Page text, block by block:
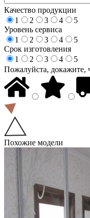
Качество продукции
1
2 3 4
5
Уровень сервиса
1
2 3 4
5
Срок изготовления
1
2 3 4
5
Пожалуйста, докажите,
Похожие модели